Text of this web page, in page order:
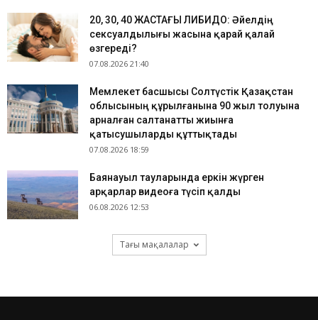
​20, 30, 40 ЖАСТАҒЫ ЛИБИДО: Әйелдің
сексуалдылығы жасына қарай қалай
өзгереді?
07.08.2026 21:40
Мемлекет басшысы Солтүстік Қазақстан
облысының құрылғанына 90 жыл толуына
арналған салтанатты жиынға
қатысушыларды құттықтады
07.08.2026 18:59
Баянауыл тауларында еркін жүрген
арқарлар видеоға түсіп қалды
06.08.2026 12:53
Тағы мақалалар